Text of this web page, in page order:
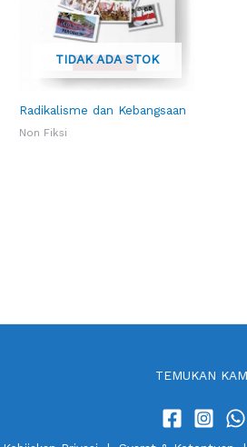
TIDAK ADA STOK
Radikalisme dan Kebangsaan
Non Fiksi
TEMUKAN